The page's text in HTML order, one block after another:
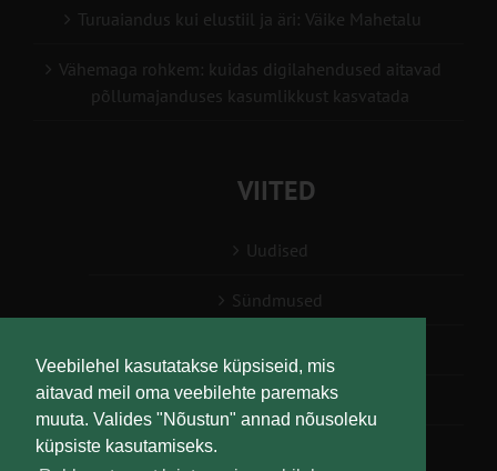
Veebilehel kasutatakse küpsiseid, mis
aitavad meil oma veebilehte paremaks
muuta. Valides "Nõustun" annad nõusoleku
küpsiste kasutamiseks.
Turuaiandus kui elustiil ja äri: Väike Mahetalu
Vähemaga rohkem: kuidas digilahendused aitavad
põllumajanduses kasumlikkust kasvatada
VIITED
Uudised
Sündmused
Teabesalv
Liitu uudiskirjaga